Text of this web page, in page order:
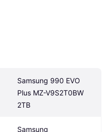
Samsung 990 EVO
Plus MZ-V9S2T0BW
2TB
Samsung